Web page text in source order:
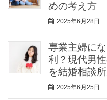
めの考え方
2025年6月28日
専業主婦に
利？現代男
を結婚相談
2025年6月25日